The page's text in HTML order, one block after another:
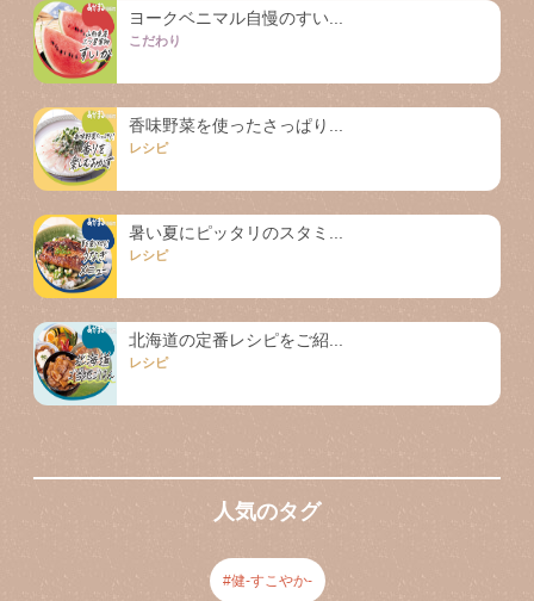
ヨークベニマル自慢のすい...
こだわり
香味野菜を使ったさっぱり...
レシピ
暑い夏にピッタリのスタミ...
レシピ
北海道の定番レシピをご紹...
レシピ
人気のタグ
健-すこやか-